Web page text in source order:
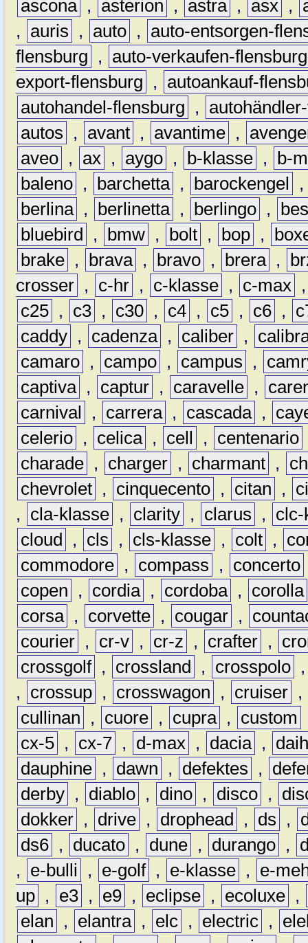
ascona , asterion , astra , asx ,
,
auris , auto ,
auto-entsorgen-
flensburg
,
auto-verkaufen-flensburg
export-flensburg
,
autoankauf-
autohandel-flensburg
,
autos
, avant , avantime ,
aveo , ax , aygo , b-klasse ,
b-
baleno , barchetta , barockengel
berlina , berlinetta , berlingo ,
bluebird
, bmw , bolt , bop ,
brake , brava , bravo , brera ,
crosser , c-hr , c-klasse , c-max
c25 , c3 , c30 , c4 , c5 , c6 ,
caddy , cadenza , caliber ,
camaro , campo , campus ,
captiva , captur , caravelle ,
carnival
, carrera , cascada ,
celerio , celica , cell , centenario
charade , charger , charmant ,
chevrolet , cinquecento , citan ,
,
cla-klasse , clarity , clarus ,
clc-
cloud
, cls , cls-klasse , colt ,
commodore , compass , concerto
copen
, cordia , cordoba ,
corolla
corsa , corvette , cougar ,
courier , cr-v , cr-z , crafter ,
crossgolf , crossland , crosspolo
,
crossup , crosswagon , cruiser ,
cullinan
, cuore , cupra , custom
cx-5 , cx-7 , d-max , dacia ,
dauphine , dawn , defektes ,
derby , diablo , dino , disco ,
dokker , drive , drophead , ds ,
ds6 , ducato , dune , durango ,
,
e-bulli , e-golf , e-klasse ,
e-
up , e3 , e9 , eclipse , ecoluxe ,
elan
, elantra , elc , electric ,